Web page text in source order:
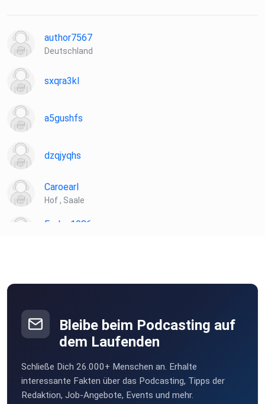
author7567
Deutschland
sxqra3kl
a5gushfs
dzqjyqhs
Caroearl
Hof , Saale
Frelon1986
Schiffweiler
Melina18
Mehla
Bleibe beim Podcasting auf
dem Laufenden
Schließe Dich 26.000+ Menschen an. Erhalte
interessante Fakten über das Podcasting, Tipps der
Redaktion, Job-Angebote, Events und mehr.